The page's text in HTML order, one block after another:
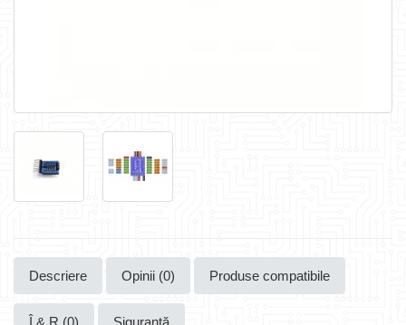
Descriere Opinii (0) Produse compatibile
Î & R (0) Siguranță